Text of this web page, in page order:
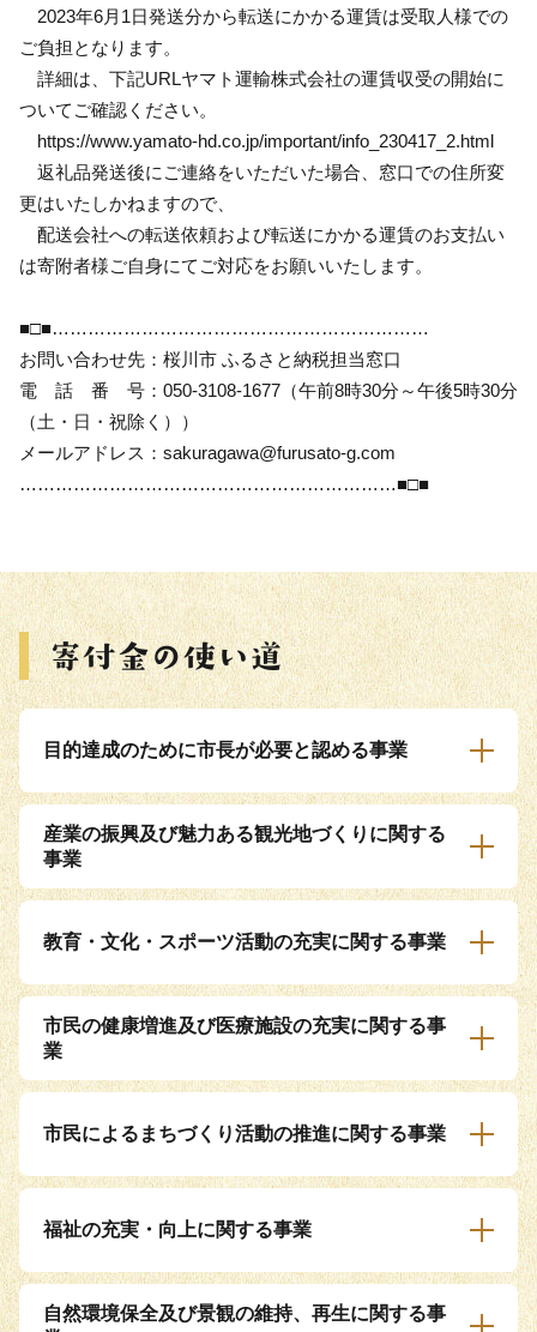
2023年6月1日発送分から転送にかかる運賃は受取人様での
ご負担となります。
詳細は、下記URLヤマト運輸株式会社の運賃収受の開始に
ついてご確認ください。
https://www.yamato-hd.co.jp/important/info_230417_2.html
返礼品発送後にご連絡をいただいた場合、窓口での住所変
更はいたしかねますので、
配送会社への転送依頼および転送にかかる運賃のお支払い
は寄附者様ご自身にてご対応をお願いいたします。
■□■………………………………………………………
お問い合わせ先：桜川市 ふるさと納税担当窓口
電 話 番 号：050-3108-1677（午前8時30分～午後5時30分
（土・日・祝除く））
メールアドレス：sakuragawa@furusato-g.com
………………………………………………………■□■
目的達成のために市長が必要と認める事業
産業の振興及び魅力ある観光地づくりに関する
事業
教育・文化・スポーツ活動の充実に関する事業
市民の健康増進及び医療施設の充実に関する事
業
市民によるまちづくり活動の推進に関する事業
福祉の充実・向上に関する事業
自然環境保全及び景観の維持、再生に関する事